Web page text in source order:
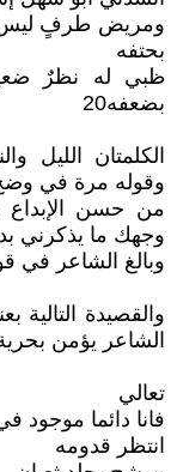
ومريض طرفٍ ليس
بحتفه
ظبي له نظرٌ
بضعفه20
الكلمتان الليل
وقوله مرة في وضح
من حسن
وجهك ما يذكرني
وبالغ الشاعر في
والقصيدة التالية
الشاعر يؤمن بحرية
تعالي
فانا دائما موجود
انتظر قدومه